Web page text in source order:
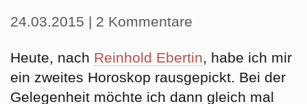
24.03.2015 | 2 Kommentare
Heute, nach Reinhold Ebertin , habe ich mir
ein zweites Horoskop rausgepickt. Bei der
Gelegenheit möchte ich dann gleich mal